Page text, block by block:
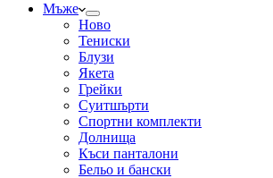
Мъже
Ново
Тениски
Блузи
Якета
Грейки
Суитшърти
Спортни комплекти
Долнища
Къси панталони
Бельо и бански